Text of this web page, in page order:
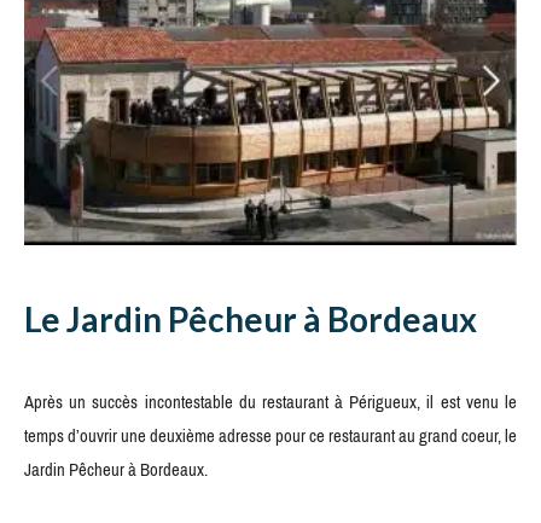
Le Jardin Pêcheur à Bordeaux
Après un succès incontestable du restaurant à Périgueux, il est venu le
temps d’ouvrir une deuxième adresse pour ce restaurant au grand coeur, le
Jardin Pêcheur à Bordeaux.